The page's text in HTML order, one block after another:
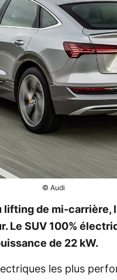
© Audi
lifting de mi-carrière, l’
Le SUV 100%
de 22 kW.
les plus